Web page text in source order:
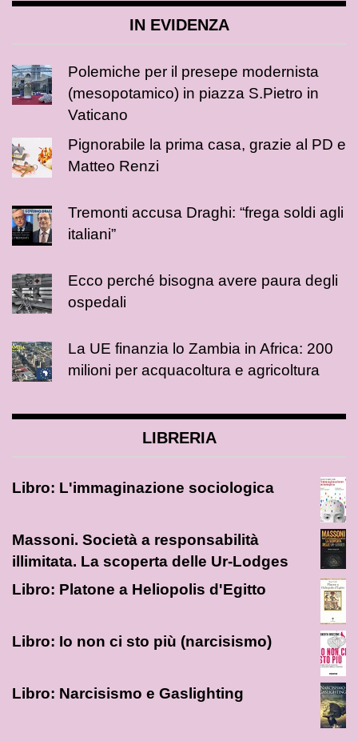
IN EVIDENZA
Polemiche per il presepe modernista
(mesopotamico) in piazza S.Pietro in
Vaticano
Pignorabile la prima casa, grazie al PD e
Matteo Renzi
Tremonti accusa Draghi: “frega soldi agli
italiani”
Ecco perché bisogna avere paura degli
ospedali
La UE finanzia lo Zambia in Africa: 200
milioni per acquacoltura e agricoltura
LIBRERIA
Libro: L'immaginazione sociologica
Massoni. Società a responsabilità
illimitata. La scoperta delle Ur-Lodges
Libro: Platone a Heliopolis d'Egitto
Libro: Io non ci sto più (narcisismo)
Libro: Narcisismo e Gaslighting